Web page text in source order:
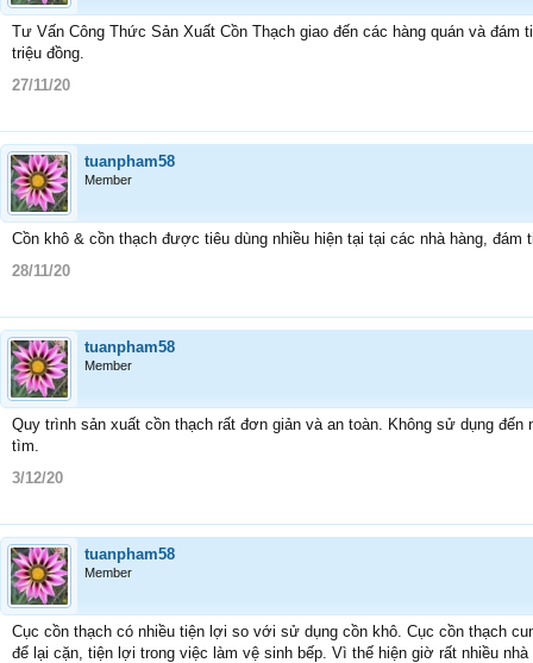
Tư Vấn Công Thức Sản Xuất Cồn Thạch giao đến các hàng quán và
triệu đồng.
27/11/20
tuanpham58
Member
Cồn khô & cồn thạch được tiêu dùng nhiều hiện tại tại các nhà hàng,
28/11/20
tuanpham58
Member
Quy trình sản xuất cồn thạch rất đơn giản và an toàn. Không sử dụng
tìm.
3/12/20
tuanpham58
Member
Cục cồn thạch có nhiều tiện lợi so với sử dụng cồn khô. Cục cồn thạch
để lại cặn, tiện lợi trong việc làm vệ sinh bếp. Vì thế hiện giờ rất nhiều